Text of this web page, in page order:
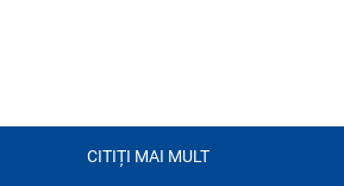
CITIȚI MAI MULT